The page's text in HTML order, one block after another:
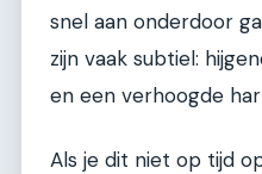
snel aan onderdoor
zijn vaak subtiel:
en een verhoogde
Als je dit niet op tijd